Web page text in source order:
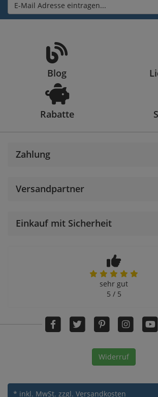
E-Mail Adresse eintragen...
Blog
Rabatte
Zahlung
Versandpartner
Einkauf mit Sicherheit
sehr gut
5 / 5
Widerruf
* inkl. MwSt. zzgl. Versandkosten